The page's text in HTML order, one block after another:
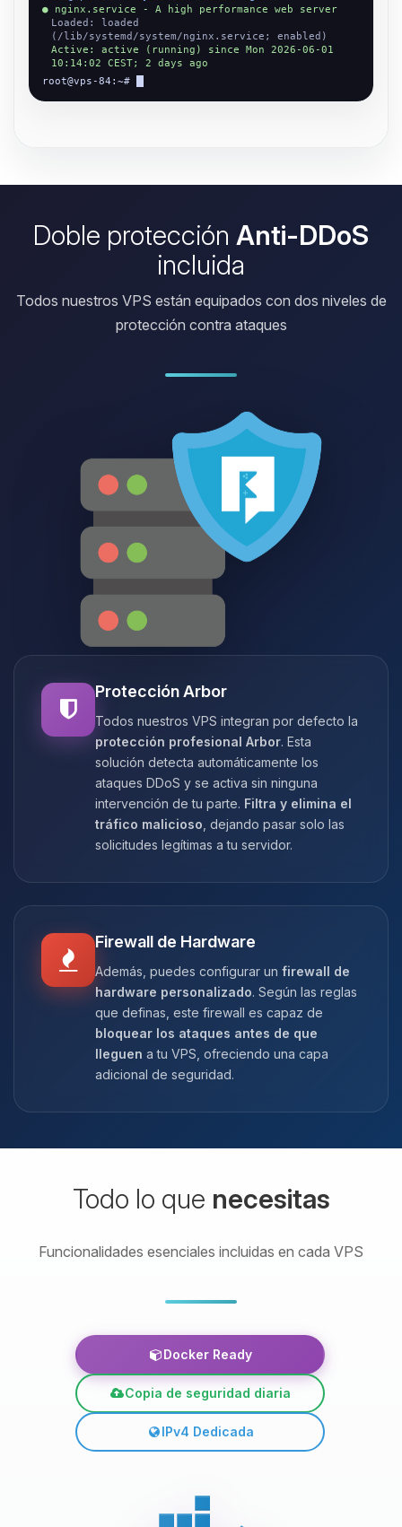
● nginx.service - A high performance web server
Loaded: loaded
(/lib/systemd/system/nginx.service; enabled)
Active: active (running) since Mon 2026-06-01
10:14:02 CEST; 2 days ago
root@vps-84:~#
Doble protección Anti-DDoS
incluida
Todos nuestros VPS están equipados con dos niveles de
protección contra ataques
Protección Arbor
Todos nuestros VPS integran por defecto la
protección profesional Arbor. Esta
solución detecta automáticamente los
ataques DDoS y se activa sin ninguna
intervención de tu parte. Filtra y elimina el
tráfico malicioso , dejando pasar solo las
solicitudes legítimas a tu servidor.
Firewall de Hardware
Además, puedes configurar un firewall de
hardware personalizado. Según las reglas
que definas, este firewall es capaz de
bloquear los ataques antes de que
lleguen a tu VPS, ofreciendo una capa
adicional de seguridad.
Todo lo que necesitas
Funcionalidades esenciales incluidas en cada VPS
Docker Ready
Copia de seguridad diaria
IPv4 Dedicada